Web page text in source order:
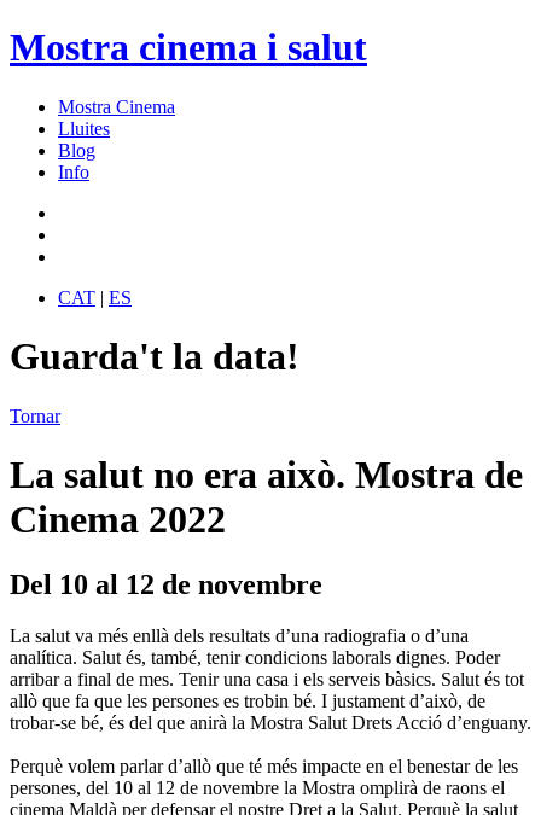
Mostra cinema i salut
Mostra Cinema
Lluites
Blog
Info
CAT | ES
Guarda't la data!
Tornar
La salut no era això. Mostra de
Cinema 2022
Del 10 al 12 de novembre
La salut va més enllà dels resultats d’una radiografia o d’una
analítica. Salut és, també, tenir condicions laborals dignes. Poder
arribar a final de mes. Tenir una casa i els serveis bàsics. Salut és tot
allò que fa que les persones es trobin bé. I justament d’això, de
trobar-se bé, és del que anirà la Mostra Salut Drets Acció d’enguany.
Perquè volem parlar d’allò que té més impacte en el benestar de les
persones, del 10 al 12 de novembre la Mostra omplirà de raons el
cinema Maldà per defensar el nostre Dret a la Salut. Perquè la salut